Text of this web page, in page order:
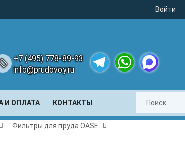
Войти
+7 (495) 778-89-93
info@prudovoy.ru
И ОПЛАТА КОНТАКТЫ
Фильтры для пруда OASE